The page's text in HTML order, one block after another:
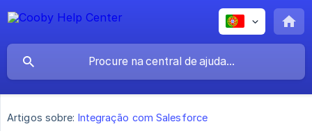
Artigos sobre: Integração com Salesforce